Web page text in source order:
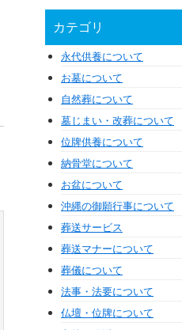
カテゴリ
永代供養について
お墓について
自然葬について
墓じまい・改葬について
位牌供養について
納骨堂について
お盆について
沖縄の御願行事について
葬送サービス
葬送マナーについて
葬儀について
法事・法要について
仏壇・位牌について